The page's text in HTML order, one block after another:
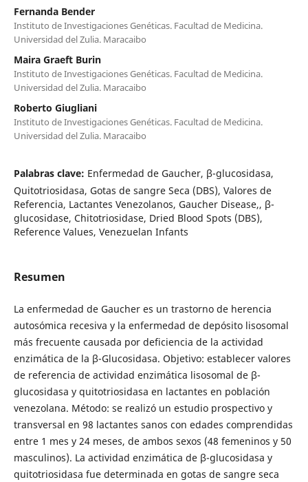
Fernanda Bender
Instituto de Investigaciones Genéticas. Facultad de Medicina.
Universidad del Zulia. Maracaibo
Maira Graeft Burin
Instituto de Investigaciones Genéticas. Facultad de Medicina.
Universidad del Zulia. Maracaibo
Roberto Giugliani
Instituto de Investigaciones Genéticas. Facultad de Medicina.
Universidad del Zulia. Maracaibo
Palabras clave: Enfermedad de Gaucher, β-glucosidasa,
Quitotriosidasa, Gotas de sangre Seca (DBS), Valores de
Referencia, Lactantes Venezolanos, Gaucher Disease,, β-
glucosidase, Chitotriosidase, Dried Blood Spots (DBS),
Reference Values, Venezuelan Infants
Resumen
La enfermedad de Gaucher es un trastorno de herencia
autosómica recesiva y la enfermedad de depósito lisosomal
más frecuente causada por deficiencia de la actividad
enzimática de la β-Glucosidasa. Objetivo: establecer valores
de referencia de actividad enzimática lisosomal de β-
glucosidasa y quitotriosidasa en lactantes en población
venezolana. Método: se realizó un estudio prospectivo y
transversal en 98 lactantes sanos con edades comprendidas
entre 1 mes y 24 meses, de ambos sexos (48 femeninos y 50
masculinos). La actividad enzimática de β-glucosidasa y
quitotriosidasa fue determinada en gotas de sangre seca